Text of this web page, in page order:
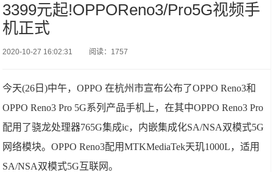
3399元起!OPPOReno3/Pro5G视频手
机正式
2020-10-27 16:02:31 阅读：1757
今天(26日)中午，OPPO 在杭州市宣布公布了OPPO Reno3和
OPPO Reno3 Pro 5G系列产品手机上，在其中OPPO Reno3 Pro
配用了骁龙处理器765G集成ic，内嵌集成化SA/NSA双模式5G
网络模块。OPPO Reno3配用MTKMediaTek天玑1000L，适用
SA/NSA双模式5G互联网。